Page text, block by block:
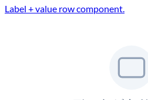
Label + value row component.